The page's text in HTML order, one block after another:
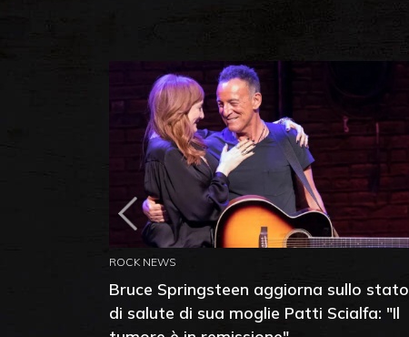
ROCK NEWS
Bruce Springsteen aggiorna sullo stato
di salute di sua moglie Patti Scialfa: "Il